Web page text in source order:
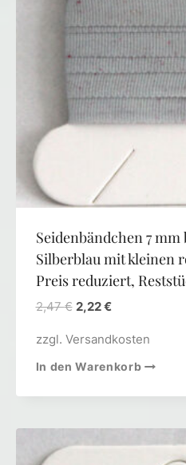
Seidenbändchen 7
Silberblau mit kleinen
Preis reduziert,
2,47€ 2,22€
zzgl. Versandkosten
In den Warenkorb